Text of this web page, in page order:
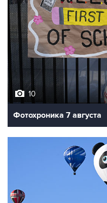
10
Фотохроника 7 августа